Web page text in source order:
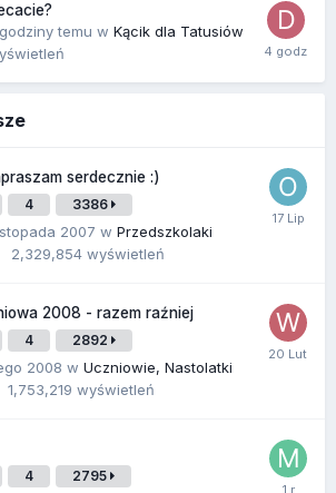
temu w Kącik dla Tatusiów
serdecznie :)
4 3386
2007 w Przedszkolaki
2,329,854 wyświetleń
2008 - razem raźniej
4 2892
2008 w Uczniowie, Nastolatki
1,753,219 wyświetleń
4 2795